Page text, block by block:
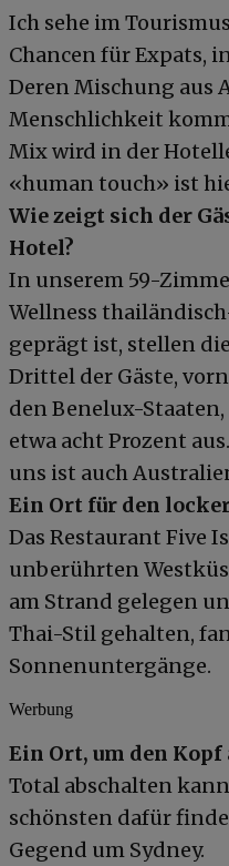
Ich sehe im
Chancen für Expats,
Deren Mischung aus
Menschlichkeit
Mix wird in der
«human touch» ist
Wie zeigt sich der
Hotel?
In unserem 59-
Wellness
geprägt ist, stellen
Drittel der Gäste,
den Benelux-
etwa acht Prozent
uns ist auch
Ein Ort für den
Das Restaurant Five
unberührten
am Strand gelegen
Thai-Stil gehalten,
Sonnenuntergänge.
Werbung
Ein Ort, um den Kopf
Total abschalten
schönsten dafür
Gegend um Sydney.